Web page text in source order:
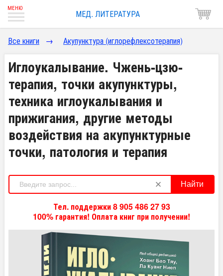
МЕД. ЛИТЕРАТУРА
Все книги → Акупунктура (иглорефлексотерапия)
Иглоукалывание. Чжень-цзю-
терапия, точки акупунктуры,
техника иглоукалывания и
прижигания, другие методы
воздействия на акупунктурные
точки, патология и терапия
Найти
Тел. поддержки 8 905 486 27 93
100% гарантия! Оплата книг при получении!